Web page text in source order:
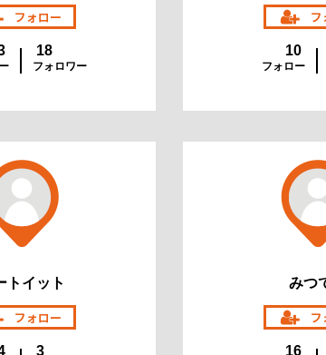
18
フォロワー
10
フォロー
トイット
3
みつ
16